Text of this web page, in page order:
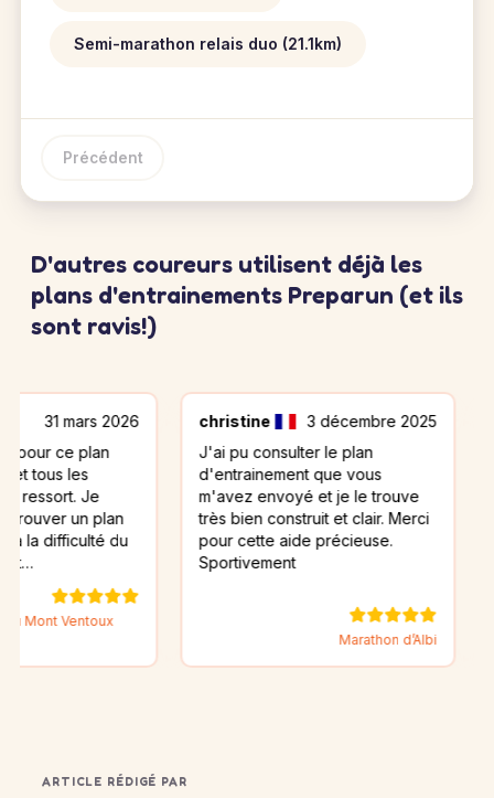
Semi-marathon relais duo (21.1km)
Précédent
D'autres coureurs utilisent déjà les
plans d'entrainements Preparun (et ils
sont ravis!)
mars 2026
plan
les
Je
un plan
du
christine
3 décembre 2025
J'ai pu consulter le plan
d'entrainement que vous
m'avez envoyé et je le trouve
très bien construit et clair. Merci
pour cette aide précieuse.
Sportivement
Marathon d’Albi
ARTICLE RÉDIGÉ PAR